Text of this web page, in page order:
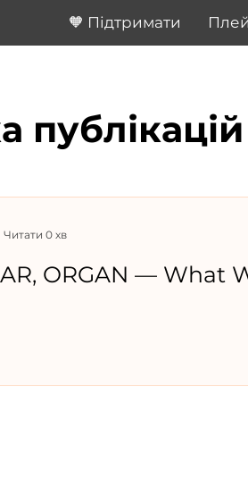
🧡 Підтримати
ORGAN — What
Читати 0 хв